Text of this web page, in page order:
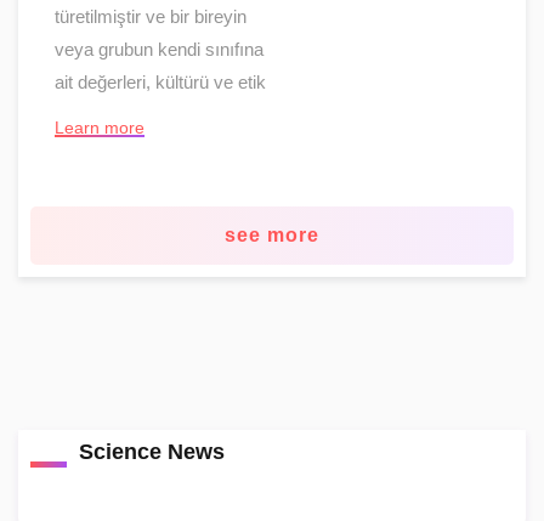
türetilmiştir ve bir bireyin
veya grubun kendi sınıfına
ait değerleri, kültürü ve etik
Learn more
see more
Science News